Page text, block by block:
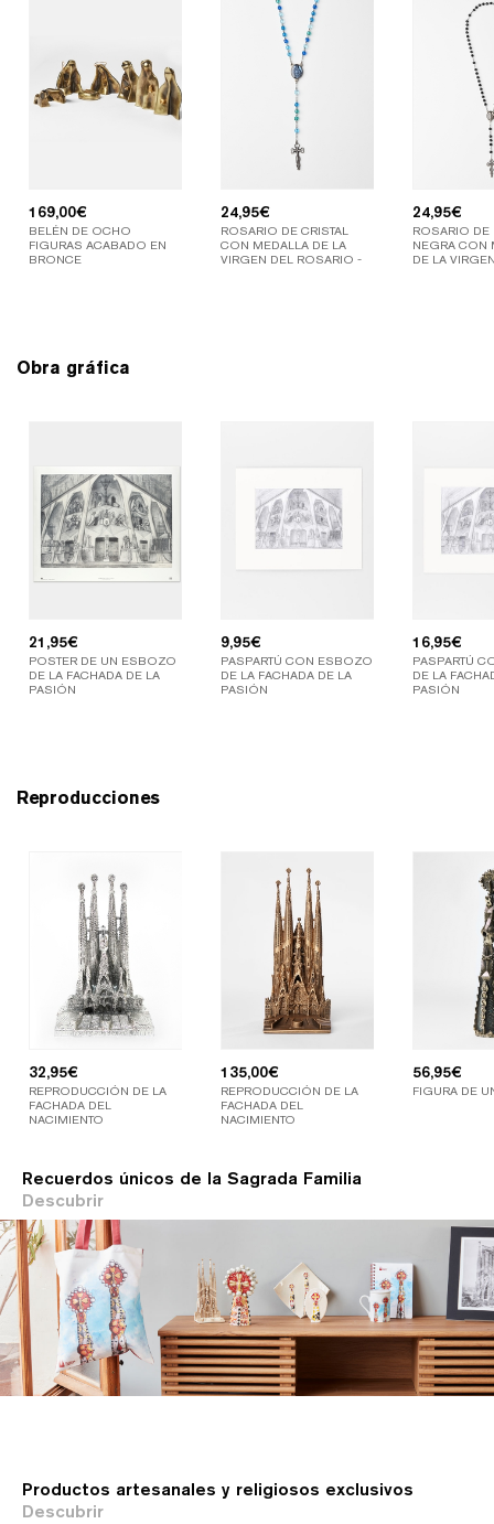
169,00€
BELÉN DE OCHO
FIGURAS ACABADO EN
BRONCE
24,95€
ROSARIO DE CRISTAL
CON MEDALLA DE LA
VIRGEN DEL ROSARIO -
24,95€
ROSARIO DE
NEGRA CON
DE LA
Obra gráfica
21,95€
POSTER DE UN ESBOZO
DE LA FACHADA DE LA
PASIÓN
9,95€
PASPARTÚ CON ESBOZO
DE LA FACHADA DE LA
PASIÓN
16,95€
PASPARTÚ
DE LA
PASIÓN
Reproducciones
32,95€
REPRODUCCIÓN DE LA
FACHADA DEL
NACIMIENTO
135,00€
REPRODUCCIÓN DE LA
FACHADA DEL
NACIMIENTO
56,95€
FIGURA DE
Recuerdos únicos de la Sagrada Familia
Descubrir
Productos artesanales y religiosos exclusivos
Descubrir